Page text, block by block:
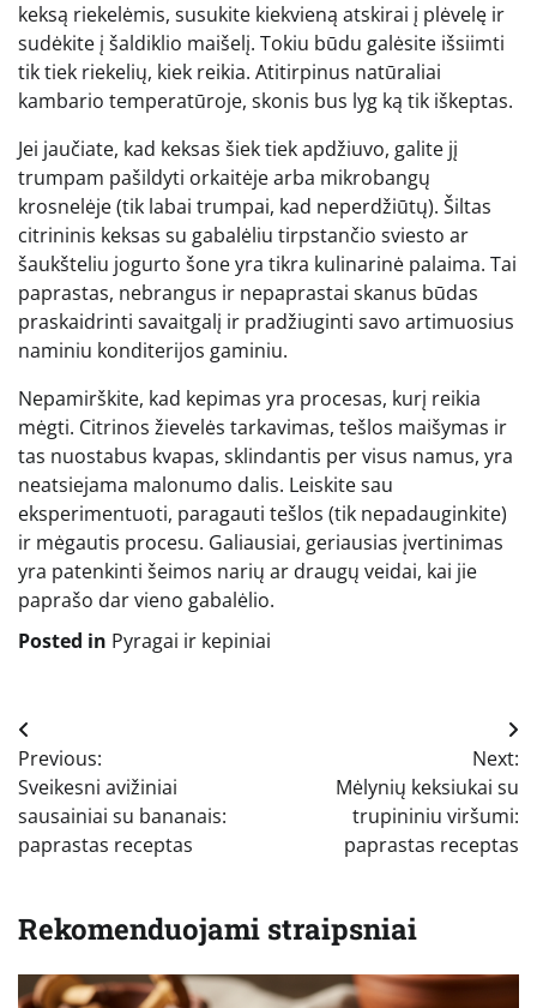
keksą riekelėmis, susukite kiekvieną atskirai į plėvelę ir
sudėkite į šaldiklio maišelį. Tokiu būdu galėsite išsiimti
tik tiek riekelių, kiek reikia. Atitirpinus natūraliai
kambario temperatūroje, skonis bus lyg ką tik iškeptas.
Jei jaučiate, kad keksas šiek tiek apdžiuvo, galite jį
trumpam pašildyti orkaitėje arba mikrobangų
krosnelėje (tik labai trumpai, kad neperdžiūtų). Šiltas
citrininis keksas su gabalėliu tirpstančio sviesto ar
šaukšteliu jogurto šone yra tikra kulinarinė palaima. Tai
paprastas, nebrangus ir nepaprastai skanus būdas
praskaidrinti savaitgalį ir pradžiuginti savo artimuosius
naminiu konditerijos gaminiu.
Nepamirškite, kad kepimas yra procesas, kurį reikia
mėgti. Citrinos žievelės tarkavimas, tešlos maišymas ir
tas nuostabus kvapas, sklindantis per visus namus, yra
neatsiejama malonumo dalis. Leiskite sau
eksperimentuoti, paragauti tešlos (tik nepadauginkite)
ir mėgautis procesu. Galiausiai, geriausias įvertinimas
yra patenkinti šeimos narių ar draugų veidai, kai jie
paprašo dar vieno gabalėlio.
Posted in Pyragai ir kepiniai
Navigacija
tarp
įrašų
Previous:
Sveikesni avižiniai
sausainiai su bananais:
paprastas receptas
Next:
Mėlynių keksiukai su
trupininiu viršumi:
paprastas receptas
Rekomenduojami straipsniai